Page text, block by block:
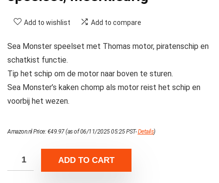
Add to wishlist Add to compare
Sea Monster speelset met Thomas motor, piratenschip en
schatkist functie.
Tip het schip om de motor naar boven te sturen.
Sea Monster’s kaken chomp als motor reist het schip en
voorbij het wezen.
Amazon.nl Price:€49.97(as of 06/11/2025 05:25 PST-Details)
ADD TO CART